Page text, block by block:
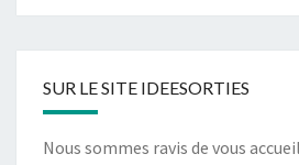
SUR LE SITE IDEESORTIES
Nous sommes ravis de vous